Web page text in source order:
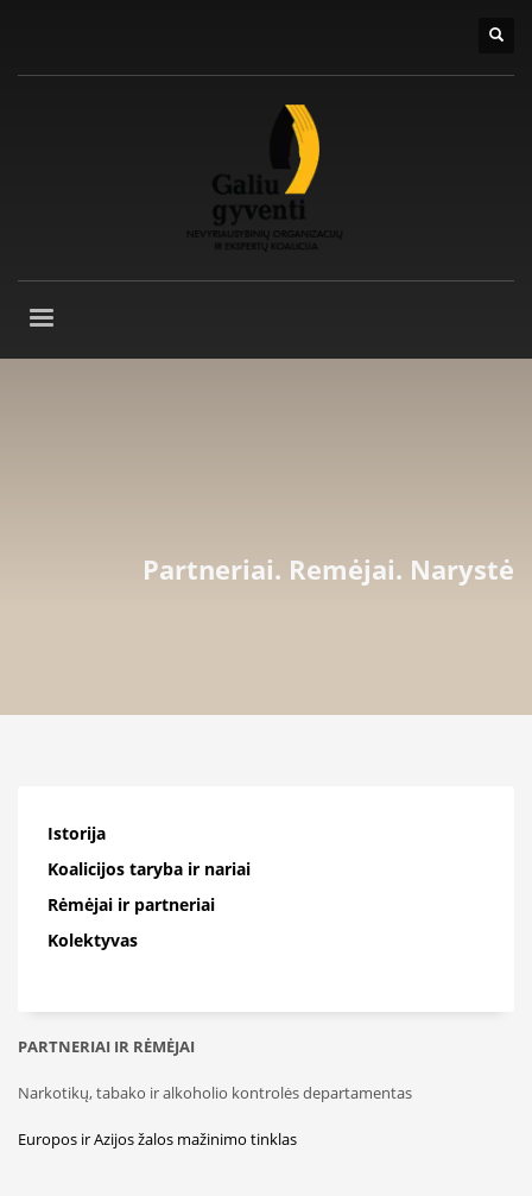
Partneriai. Remėjai. Narystė
Istorija
Koalicijos taryba ir nariai
Rėmėjai ir partneriai
Kolektyvas
PARTNERIAI IR RĖMĖJAI
Narkotikų, tabako ir alkoholio kontrolės departamentas
Europos ir Azijos žalos mažinimo tinklas